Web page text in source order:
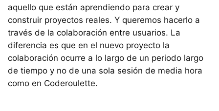
aquello que están aprendiendo para crear y
construir proyectos reales. Y queremos hacerlo a
través de la colaboración entre usuarios. La
diferencia es que en el nuevo proyecto la
colaboración ocurre a lo largo de un periodo largo
de tiempo y no de una sola sesión de media hora
como en Coderoulette.